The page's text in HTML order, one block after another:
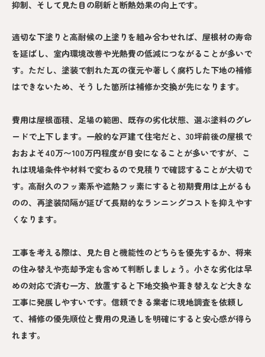
抑制、そして見た目の刷新と断熱効果の向上です。
適切な下塗りと高耐候の上塗りを組み合わせれば、屋根材の寿命
を延ばし、室内環境改善や光熱費の低減につながることが多いで
す。ただし、塗装で割れた瓦の復元や著しく腐朽した下地の補修
はできないため、そうした箇所は補修か交換が先になります。
費用は屋根面積、足場の範囲、既存の劣化状態、選ぶ塗料のグレ
ードで上下します。一般的な戸建て住宅だと、30坪前後の屋根で
おおよそ40万〜100万円程度が目安になることが多いですが、こ
れは現場条件や材料で変わるので見積りで確認することが大切で
す。高耐久のフッ素系や遮熱フッ素にすると初期費用は上がるも
のの、再塗装間隔が延びて長期的なランニングコストを抑えやす
くなります。
工事を考える際は、見た目と機能性のどちらを優先するか、将来
の住み替えや売却予定も含めて判断しましょう。小さな劣化は早
めの対応で済む一方、放置すると下地交換や葺き替えなど大きな
工事に発展しやすいです。信頼できる業者に現地調査を依頼し
て、補修の優先順位と費用の見通しを明確にすると安心感が得ら
れます。